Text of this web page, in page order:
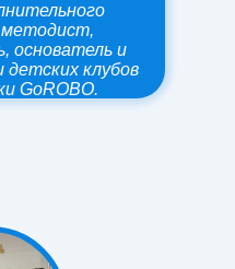
методист,
основатель и
детских клубов
GoROBO.